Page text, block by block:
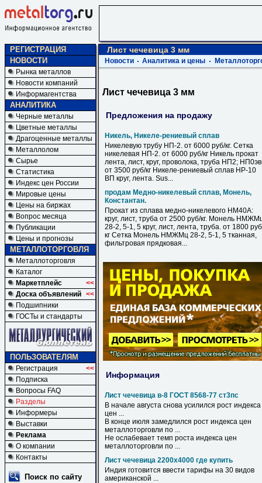
РЕГИСТРАЦИЯ
НОВОСТИ
Рынка металлов
Новости компаний
Информагентства
АНАЛИТИКА
Черные металлы
Цветные металлы
Драгоценные металлы
Металлолом
Сырье
Статистика
Индекс цен России
Мировые цены
Цены на биржах
Вопрос месяца
Публикации
Цены и прогнозы
МЕТАЛЛОТОРГОВЛЯ
Металлоторговля
Каталог
Маркетплейс
<<
Доска объявлений <<
Подшипники
ГОСТы и стандарты
ПОЛЬЗОВАТЕЛЯМ
Регистрация
<<
Подписка
Вопросы FAQ
Разделы
Информеры
Выставки
Реклама
О компании
Контакты
Поиск по сайту
Лист чечевица 3 мм
Новости Аналитика и цены
Лист чечевица 3 мм
Предложения на продажу
Никель, Никеле-рениевый сплав
Никелевую трубу НП-2. от 6000 руб/кг. Сетка
никелевая НП-2. от 6000 руб/кг Никель прокат
лента, лист, круг, проволока, труба НП2;
от 3500 руб/кг Никеле-рениевый сплав НР-10
ВП круг, лента. Sus...
продам Медно-никелевый сплав, Монель,
Константан.
Прокат из сплава медно-никелевого НМ40А:
круг, лист, труба от 2500 руб/кг. Монель
28-2, 5-1, 5 круг, лист, лента, труба. от 1800
кг Сетка Монель НМЖМц 28-2, 5-1, 5 тканная,
фильтровая прядковая...
Информация
Лист чечевица в-8 ГОСТ 8568-77 ст3пс
В начале августа снова усилился рост индекса
цен ...
В конце июля замедлился рост индекса цен
металлоторговли по ...
Не ослабевает темп роста индекса цен
металлоторговли по ...
Лист чечевица 2200х4000 где купить
Индия готовится ввести тарифы на 30 видов
американской ...